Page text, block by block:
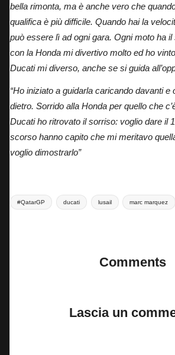
bella rimonta, ma è anche vero che
qualifica è più difficile. Quando hai la
può essere lì ad ogni gara. Ogni moto ha il
con la Honda mi divertivo molto ed ho
Ducati mi diverso, anche se si guida
“Ho iniziato a guidarla caricando davanti
dietro. Sorrido alla Honda per quello che
Ducati ho ritrovato il sorriso: voglio dare il
scorso hanno capito che mi meritavo
voglio dimostrarlo”
Tags:
#QatarGP ducati lusail marc marquez
Comments
Lascia un